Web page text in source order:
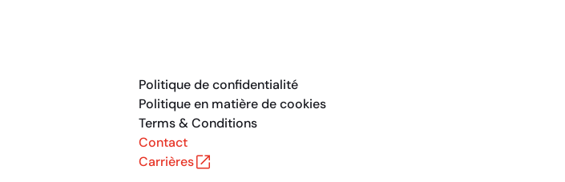
Politique de confidentialité
Politique en matière de cookies
Terms & Conditions
Contact
Carrières